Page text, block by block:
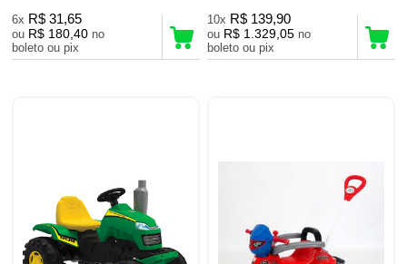
6x R$ 31,65
ou R$ 180,40 no
boleto ou pix
10x R$ 139,90
ou R$ 1.329,05 no
boleto ou pix